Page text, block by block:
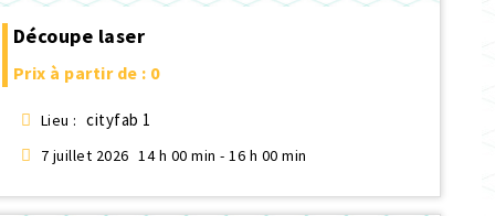
Découpe laser
Prix à partir de : 0
Lieu : cityfab 1
7 juillet 2026 14 h 00 min - 16 h 00 min